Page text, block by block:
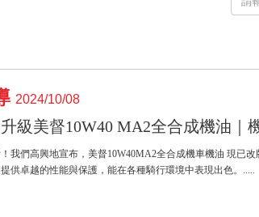
2024/10/08
級美督10W40 MA2全合成機油｜
我們高興地宣布，美督10W40MA2全合成機車機油 現已
供卓越的性能與保護，能在各種騎行環境中表現出色。.....